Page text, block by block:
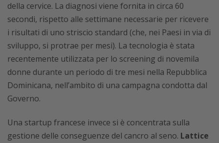
della cervice. La diagnosi viene fornita in circa 60
secondi, rispetto alle settimane necessarie per ricevere
i risultati di uno striscio standard (che, nei Paesi in via di
sviluppo, si protrae per mesi). La tecnologia è stata
recentemente utilizzata per lo screening di novemila
donne durante un periodo di tre mesi nella Repubblica
Dominicana, nell’ambito di una campagna condotta dal
Governo.
Una startup francese invece si è concentrata sulla
gestione delle conseguenze del cancro al seno. Lattice